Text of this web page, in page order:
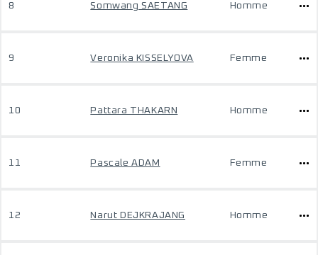
8 Somwang SAETANG Homme
9 Veronika KISSELYOVA Femme
10 Pattara THAKARN Homme
11 Pascale ADAM Femme
12 Narut DEJKRAJANG Homme